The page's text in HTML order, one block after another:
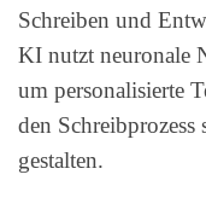
Schreiben und
KI nutzt neuronale
um personalisierte
den Schreibprozess
gestalten.